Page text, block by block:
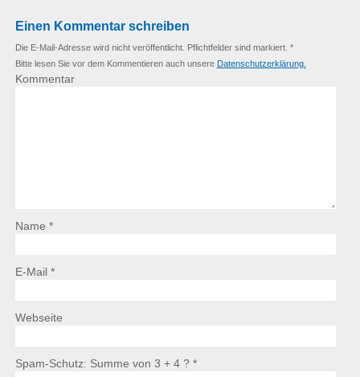
Einen Kommentar schreiben
Die E-Mail-Adresse wird nicht veröffentlicht. Pflichtfelder sind markiert. *
Bitte lesen Sie vor dem Kommentieren auch unsere Datenschutzerklärung.
Kommentar
Name *
E-Mail *
Webseite
Spam-Schutz: Summe von 3 + 4 ? *